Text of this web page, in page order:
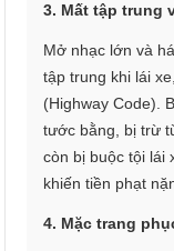
3. Mất tập trung
Mở nhạc lớn và
tập trung khi lái
(Highway Code).
tước bằng, bị trừ
còn bị buộc tội lái
khiến tiền phạt
4. Mặc trang